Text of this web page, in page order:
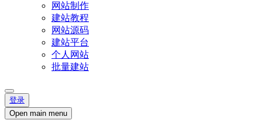
网站制作
建站教程
网站源码
建站平台
个人网站
批量建站
登录
Open main menu